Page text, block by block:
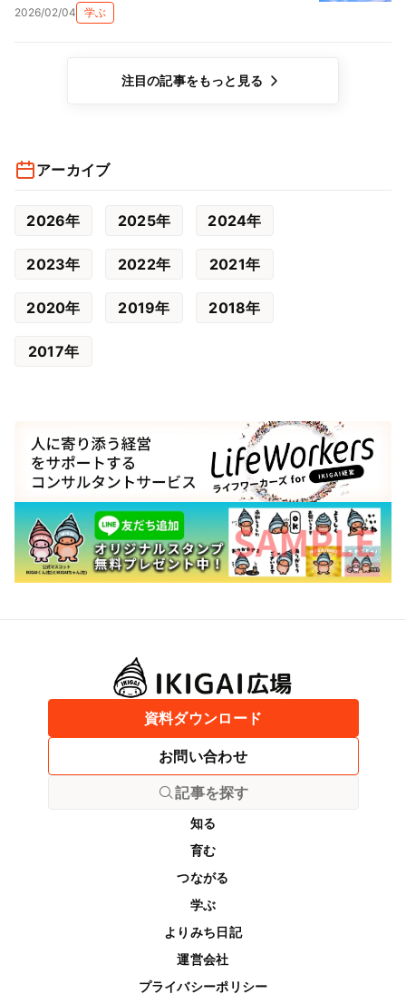
ない理由
2026/02/04 学ぶ
注目の記事をもっと見る
アーカイブ
2026年 2025年 2024年
2023年 2022年 2021年
2020年 2019年 2018年
2017年
資料ダウンロード
お問い合わせ
記事を探す
知る
育む
つながる
学ぶ
よりみち日記
運営会社
プライバシーポリシー